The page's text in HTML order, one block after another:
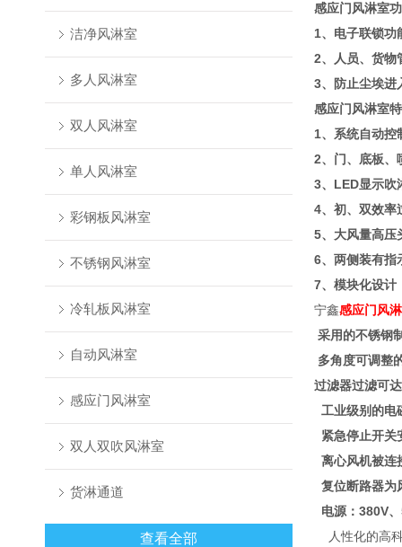
洁净风淋室
多人风淋室
双人风淋室
单人风淋室
彩钢板风淋室
不锈钢风淋室
冷轧板风淋室
自动风淋室
感应门风淋室
双人双吹风淋室
货淋通道
查看全部
感应门风淋室
1、电子联锁功
2、人员、货物
3、防止尘埃进
感应门风淋室
1、系统自动控
2、门、底板、
3、LED显示吹
4、初、双效率
5、大风量高压
6、两侧装有指
7、模块化设计
宁鑫感应门风
采用的不锈钢
多角度可调整
过滤器过滤可
工业级别的电
紧急停止开关
离心风机被连
复位断路器为
电源：380V
人性化的高科